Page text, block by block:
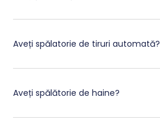
Aveți spălatorie de tiruri automată?
Aveți spălătorie de haine?